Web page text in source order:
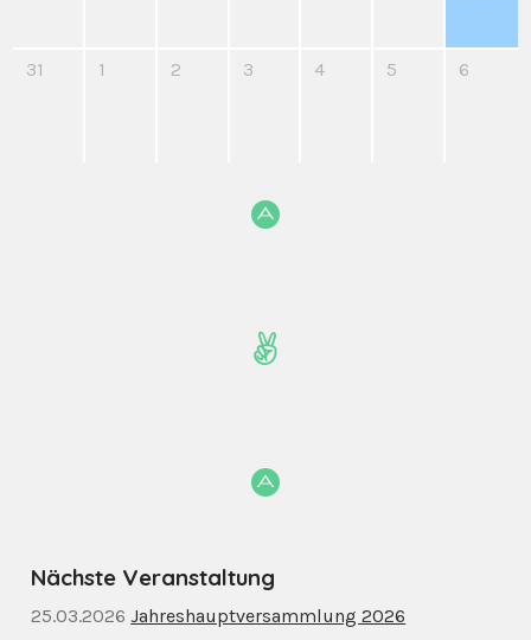
31 1 2 3 4 5 6
Nächste Veranstaltung
25.03.2026Jahreshauptversammlung 2026